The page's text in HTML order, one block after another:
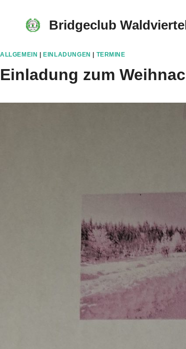
content
Bridgeclub
ALLGEMEIN EINLADUNGEN TERMINE
Einladung zum